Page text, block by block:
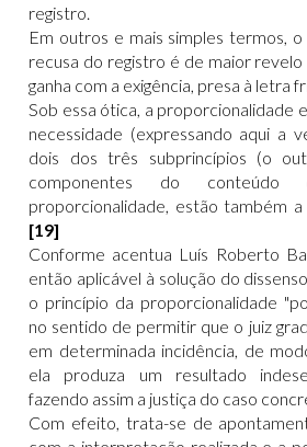
registro.
Em outros e mais simples termos,
recusa do registro é de maior
ganha com a exigência, presa à letra
Sob essa ótica, a proporcionalidade
necessidade (expressando aqui a
dois dos três subprincípios (o
componentes do
proporcionalidade, estão também
[19]
Conforme acentua Luís Roberto
então aplicável à solução do
o princípio da proporcionalidade
no sentido de permitir que o juiz
em determinada incidência, de
ela produza um resultado
fazendo assim a justiça do caso
Com efeito, trata-se de